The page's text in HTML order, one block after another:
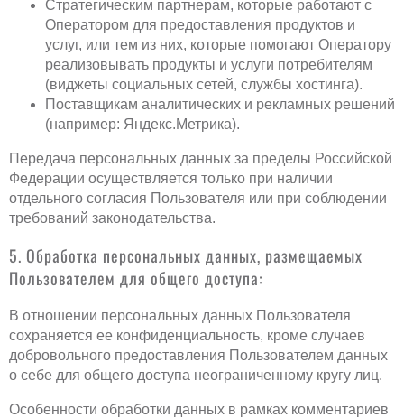
Стратегическим партнерам, которые работают с
Оператором для предоставления продуктов и
услуг, или тем из них, которые помогают Оператору
реализовывать продукты и услуги потребителям
(виджеты социальных сетей, службы хостинга).
Поставщикам аналитических и рекламных решений
(например: Яндекс.Метрика).
Передача персональных данных за пределы Российской
Федерации осуществляется только при наличии
отдельного согласия Пользователя или при соблюдении
требований законодательства.
5. Обработка персональных данных, размещаемых
Пользователем для общего доступа:
В отношении персональных данных Пользователя
сохраняется ее конфиденциальность, кроме случаев
добровольного предоставления Пользователем данных
о себе для общего доступа неограниченному кругу лиц.
Особенности обработки данных в рамках комментариев